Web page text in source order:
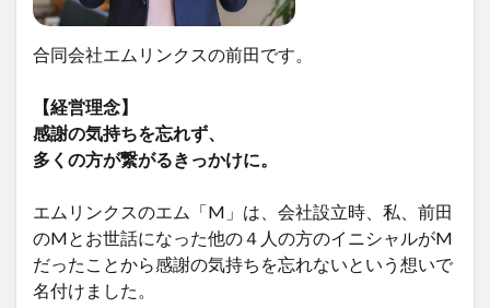
合同会社エムリンクスの前田です。
【経営理念】
感謝の気持ちを忘れず、
多くの方が繋がるきっかけに。
エムリンクスのエム「M」は、会社設立時、私、前田
のMとお世話になった他の４人の方のイニシャルがM
だったことから感謝の気持ちを忘れないという想いで
名付けました。